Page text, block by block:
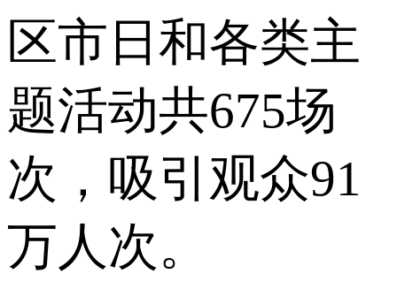
区市日和各类主
题活动共675场
次，吸引观众91
万人次。